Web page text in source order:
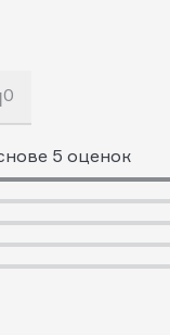
0
5 оценок